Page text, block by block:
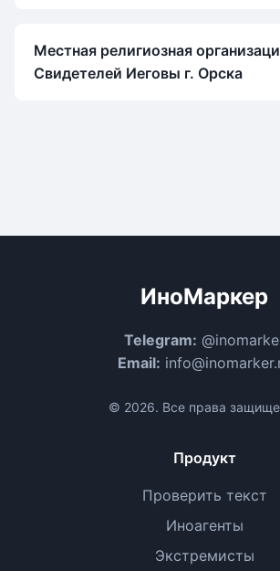
Местная религиозная
Свидетелей Иеговы г. Орска
ИноМаркер
Telegram:
Email:
© 2026. Все права
Продукт
Проверить текст
Иноагенты
Экстремисты